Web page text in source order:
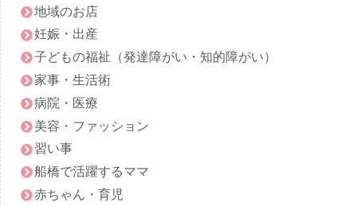
地域のお店
妊娠・出産
子どもの福祉（発達障がい・知的障がい）
家事・生活術
病院・医療
美容・ファッション
習い事
船橋で活躍するママ
赤ちゃん・育児